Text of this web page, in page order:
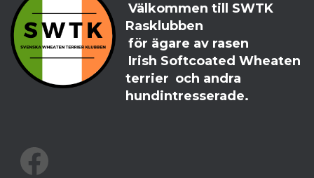
Välkommen till SWTK
Rasklubben
för ägare av rasen
Irish Softcoated Wheaten
terrier och andra
hundintresserade.